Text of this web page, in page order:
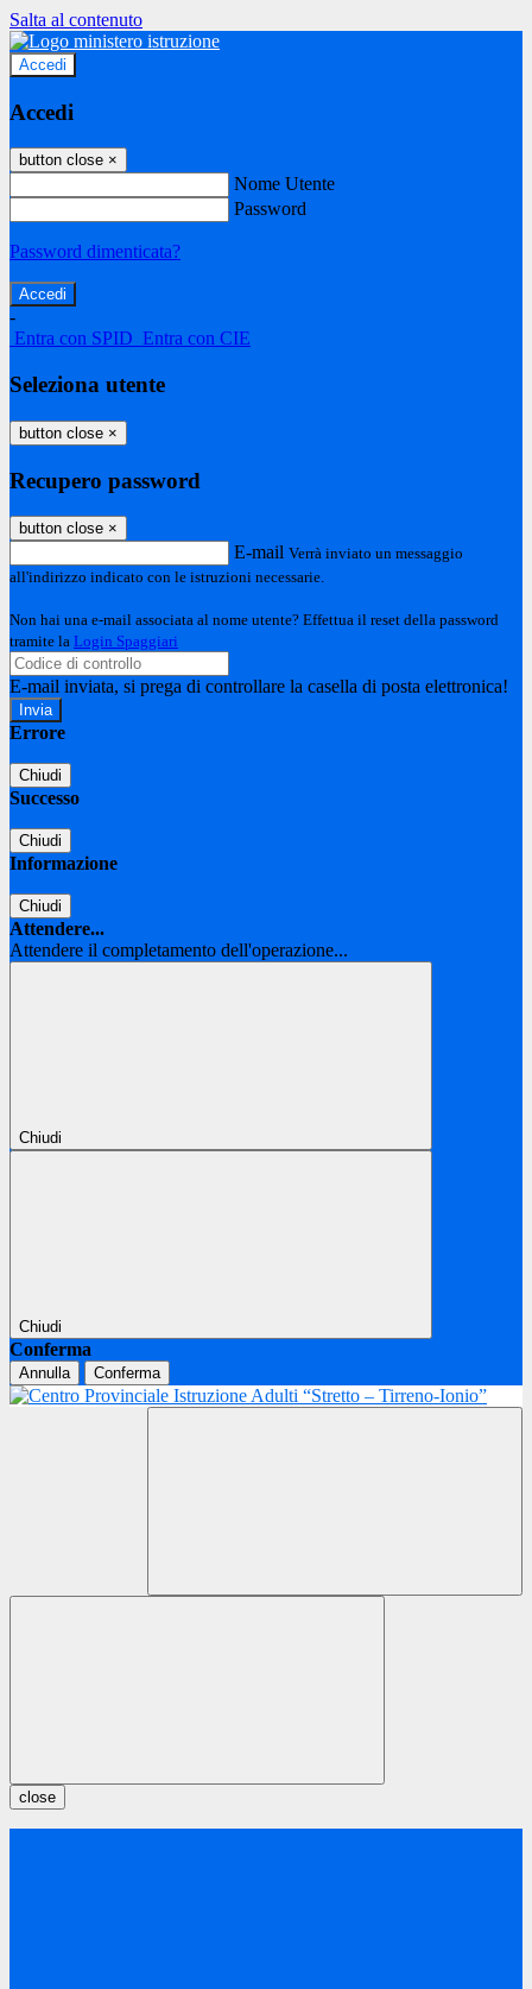
Salta al contenuto
Accedi
Accedi
button close ×
Nome Utente
Password
Password dimenticata?
-
Entra con SPID Entra con CIE
Seleziona utente
button close ×
Recupero password
button close ×
E-mail Verrà inviato un messaggio
all'indirizzo indicato con le istruzioni necessarie.
Non hai una e-mail associata al nome utente? Effettua il reset della password
tramite la Login Spaggiari
E-mail inviata, si prega di controllare la casella di posta elettronica!
Errore
Chiudi
Successo
Chiudi
Informazione
Chiudi
Attendere...
Attendere il completamento dell'operazione...
Chiudi
Chiudi
Conferma
Annulla Conferma
close